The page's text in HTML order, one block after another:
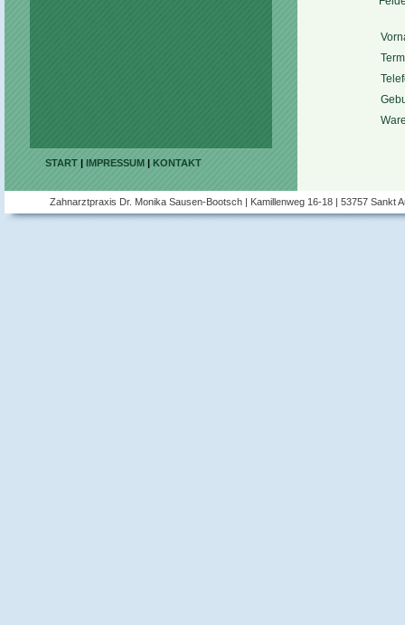
START | IMPRESSUM | KONTAKT
Zahnarztpraxis Dr. Monika Sausen-Bootsch | Kamillenweg 16-18 | 53757 Sankt